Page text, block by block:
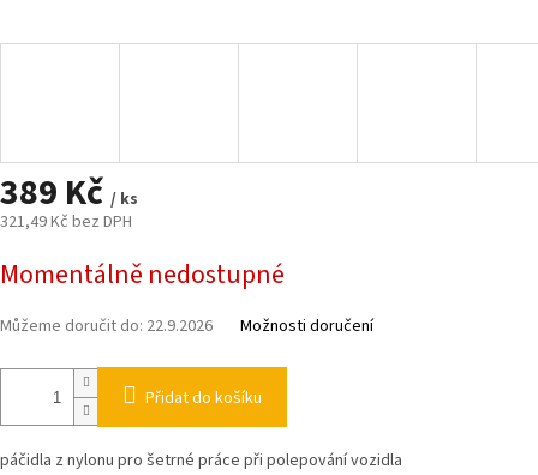
389 Kč / ks
321,49 Kč bez DPH
cena:
Momentálně nedostupné
Můžeme doručit do: 22.9.2026 Možnosti doručení
Přidat do košíku
páčidla z nylonu pro šetrné práce při polepování vozidla